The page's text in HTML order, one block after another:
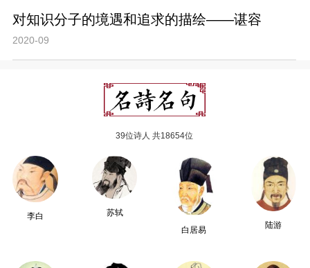
对知识分子的境遇和追求的描绘——谌容
2020-09
39位诗人 共18654位
李白
苏轼
白居易
陆游